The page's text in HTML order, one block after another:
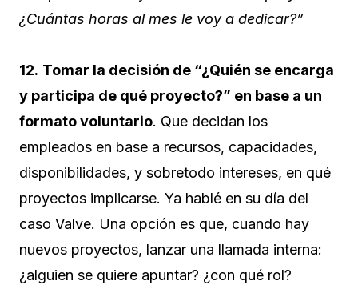
¿Cuántas horas al mes le voy a dedicar?”
12. Tomar la decisión de “¿Quién se encarga
y participa de qué proyecto?” en base a un
formato voluntario. Que decidan los
empleados en base a recursos, capacidades,
disponibilidades, y sobretodo intereses, en qué
proyectos implicarse. Ya hablé en su día del
caso Valve. Una opción es que, cuando hay
nuevos proyectos, lanzar una llamada interna:
¿alguien se quiere apuntar? ¿con qué rol?